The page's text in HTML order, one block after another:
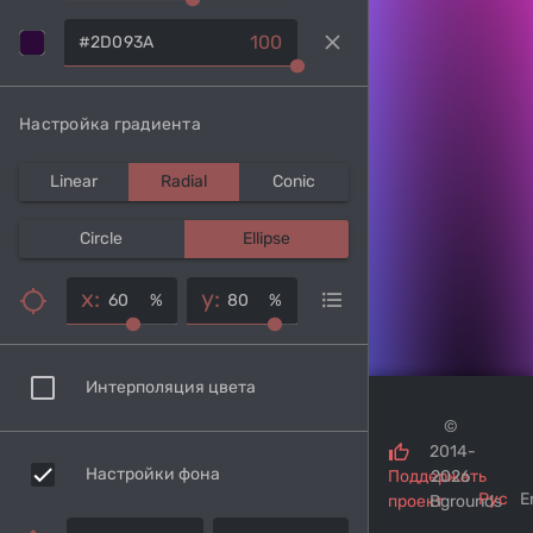
100 clear
Настройка градиента
Linear Radial Conic
Circle Ellipse
x: % y: %
Интерполяция цвета
Настройки фона
Поддержать
проект
©
2014-
2026
Bgrounds
Рус